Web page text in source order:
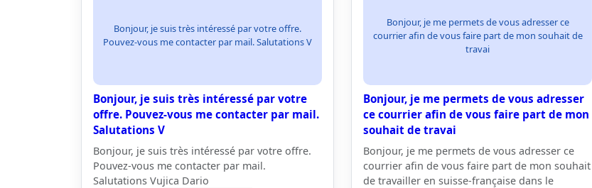
Bonjour, je suis très intéressé par votre offre.
Pouvez-vous me contacter par mail. Salutations V
Bonjour, je suis très intéressé par votre
offre. Pouvez-vous me contacter par mail.
Salutations V
Bonjour, je suis très intéressé par votre offre.
Pouvez-vous me contacter par mail.
Salutations Vujica Dario
Bonjour, je me permets de vous adresser ce
courrier afin de vous faire part de mon souhait de
travai
Bonjour, je me permets de vous adresser
ce courrier afin de vous faire part de mon
souhait de travai
Bonjour, je me permets de vous adresser ce
courrier afin de vous faire part de mon souhait
de travailler en suisse-française dans le